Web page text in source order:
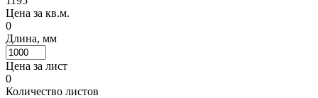
Цена за кв.м.
0
Длина, мм
Цена за лист
0
Количество листов